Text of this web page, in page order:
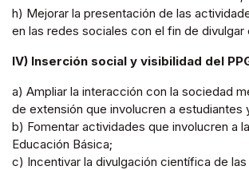
h) Mejorar la presentación de las
en las redes sociales con el fin de divulgar
IV) Inserción social y visibilidad del
a) Ampliar la interacción con la sociedad
de extensión que involucren a estudiantes
b) Fomentar actividades que involucren a
Educación Básica;
c) Incentivar la divulgación científica de